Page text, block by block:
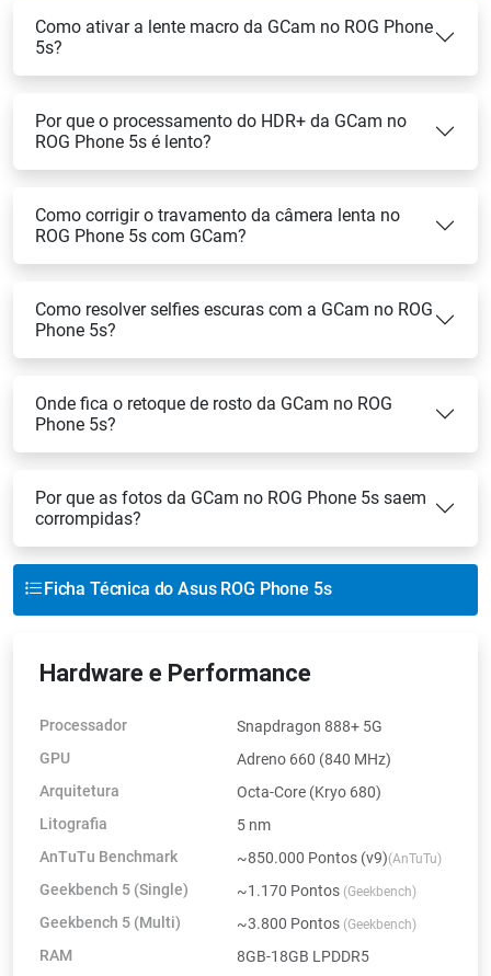
Como ativar a lente macro da GCam no ROG Phone
5s?
Por que o processamento do HDR+ da GCam no
ROG Phone 5s é lento?
Como corrigir o travamento da câmera lenta no
ROG Phone 5s com GCam?
Como resolver selfies escuras com a GCam no ROG
Phone 5s?
Onde fica o retoque de rosto da GCam no ROG
Phone 5s?
Por que as fotos da GCam no ROG Phone 5s saem
corrompidas?
Ficha Técnica do Asus ROG Phone 5s
Hardware e Performance
Processador
Snapdragon 888+ 5G
GPU
Adreno 660 (840 MHz)
Arquitetura
Octa-Core (Kryo 680)
Litografia
5 nm
AnTuTu Benchmark
~850.000 Pontos (v9)(AnTuTu)
Geekbench 5 (Single) ~1.170 Pontos (Geekbench)
Geekbench 5 (Multi) ~3.800 Pontos (Geekbench)
RAM
8GB-18GB LPDDR5